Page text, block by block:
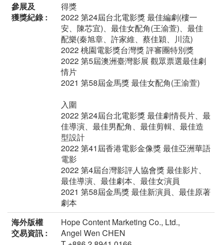
參展及
獲獎紀錄 :
得獎
2022 第24屆台北電影獎 最佳編劇(樓一
安、陳芯宜)、最佳女配角(王渝萱)、最佳
配樂(秦旭章、許家維、蔡佳穎、川流)
2022 桃園電影獎台灣獎 評審團特別獎
2022 第5屆澳洲臺灣影展 觀眾票選最佳劇
情片
2021 第58屆金馬獎 最佳女配角(王渝萱)
入圍
2022 第24屆台北電影獎 最佳劇情長片、最
佳導演、最佳男配角、最佳剪輯、最佳造
型設計
2022 第41屆香港電影金像獎 最佳亞洲華語
電影
2022 第4屆台灣影評人協會獎 最佳影片、
最佳導演、最佳劇本、最佳女演員
2021 第58屆金馬獎 最佳新演員、最佳原著
劇本
海外版權
交易資訊 :
Hope Content Marketing Co., Ltd.,
Angel Wen CHEN